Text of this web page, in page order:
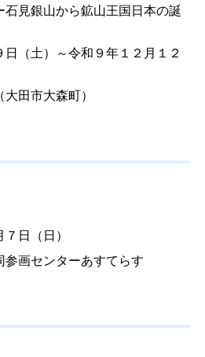
見銀山から鉱山王国日本の誕
（土）～令和９年１２月１２
田市大森町）
日（日）
画センターあすてらす